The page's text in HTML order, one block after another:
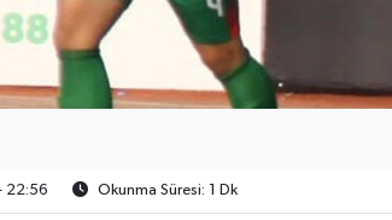
22:56 Okunma Süresi: 1 Dk